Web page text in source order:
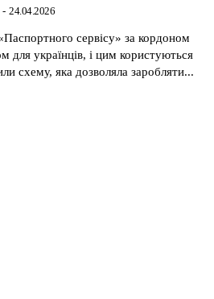
- 24.04.2026
сервісу» за кордоном
для українців, і цим користуються
схему, яка дозволяла заробляти...